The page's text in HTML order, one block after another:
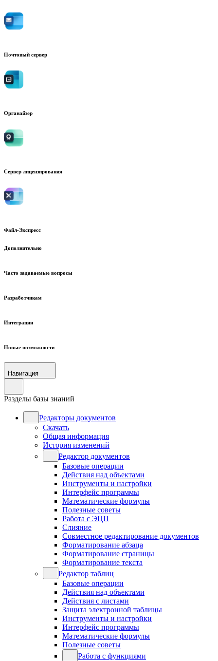
Почтовый сервер
Органайзер
Сервер лицензирования
Файл-Экспресс
Дополнительно
Часто задаваемые вопросы
Разработчикам
Интеграции
Новые возможности
Навигация
Разделы базы знаний
Редакторы документов
Скачать
Общая информация
История изменений
Редактор документов
Базовые операции
Действия над объектами
Инструменты и настройки
Интерфейс программы
Математические формулы
Полезные советы
Работа с ЭЦП
Слияние
Совместное редактирование документов
Форматирование абзаца
Форматирование страницы
Форматирование текста
Редактор таблиц
Базовые операции
Действия над объектами
Действия с листами
Защита электронной таблицы
Инструменты и настройки
Интерфейс программы
Математические формулы
Полезные советы
Работа с функциями